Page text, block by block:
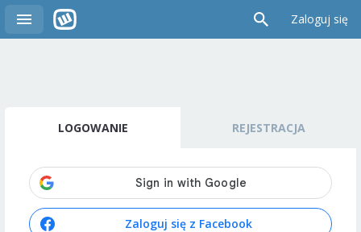
Zaloguj się
LOGOWANIE REJESTRACJA
Zaloguj się z Facebook